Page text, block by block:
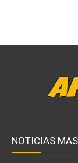
NOTICIAS